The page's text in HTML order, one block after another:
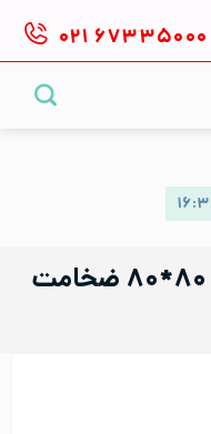
۰۲۱ ۶۷۳۳۵۰۰۰
پروفیل استیل ۳۰۴ ابعاد ۸۰*۸۰ ضخامت